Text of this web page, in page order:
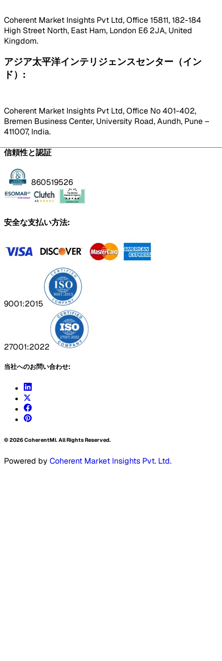
Coherent Market Insights Pvt Ltd, Office 15811, 182-184
High Street North, East Ham, London E6 2JA, United
Kingdom.
アジア太平洋インテリジェンスセンター（イン
ド）:
Coherent Market Insights Pvt Ltd, Office No 401-402,
Bremen Business Center, University Road, Aundh, Pune –
411007, India.
信頼性と認証
860519526
安全な支払い方法:
9001:2015
27001:2022
当社へのお問い合わせ:
©2026CoherentMI. All Rights Reserved.
Powered by Coherent Market Insights Pvt. Ltd.